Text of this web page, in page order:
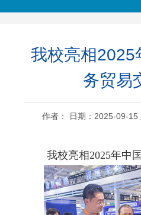
我校亮相2025
务贸易
作者： 日期：2025-09-15
我校亮相2025年中